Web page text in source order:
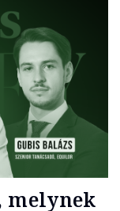
melynek